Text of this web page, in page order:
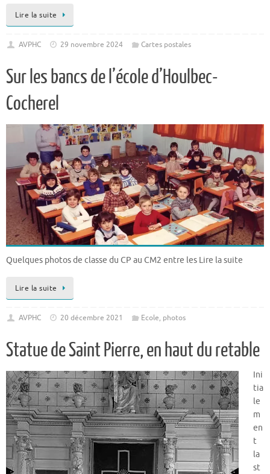
Lire la suite
AVPHC 29 novembre 2024 Cartes postales
Sur les bancs de l’école d’Houlbec-
Cocherel
Quelques photos de classe du CP au CM2 entre les Lire la suite
Lire la suite
AVPHC 20 décembre 2021 Ecole, photos
Statue de Saint Pierre, en haut du retable
Ini
tia
le
m
en
t
la
st